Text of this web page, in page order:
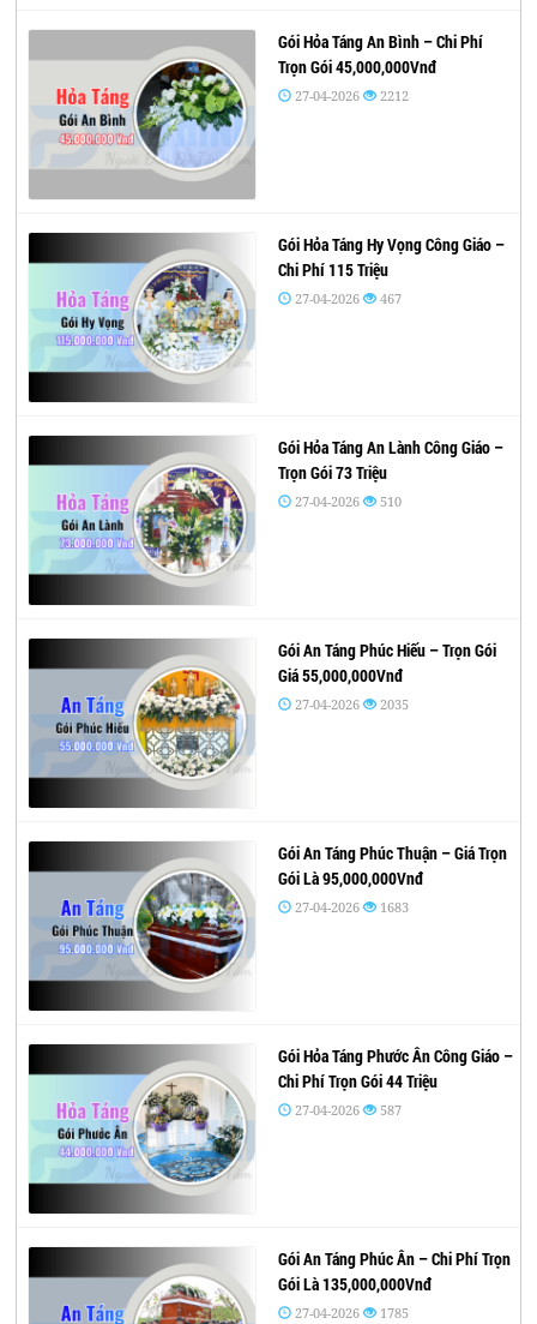
Gói Hỏa Táng An Bình – Chi Phí
Trọn Gói 45,000,000Vnđ
27-04-2026 2212
Gói Hỏa Táng Hy Vọng Công Giáo –
Chi Phí 115 Triệu
27-04-2026 467
Gói Hỏa Táng An Lành Công Giáo –
Trọn Gói 73 Triệu
27-04-2026 510
Gói An Táng Phúc Hiếu – Trọn Gói
Giá 55,000,000Vnđ
27-04-2026 2035
Gói An Táng Phúc Thuận – Giá Trọn
Gói Là 95,000,000Vnđ
27-04-2026 1683
Gói Hỏa Táng Phước Ân Công Giáo –
Chi Phí Trọn Gói 44 Triệu
27-04-2026 587
Gói An Táng Phúc Ân – Chi Phí Trọn
Gói Là 135,000,000Vnđ
27-04-2026 1785